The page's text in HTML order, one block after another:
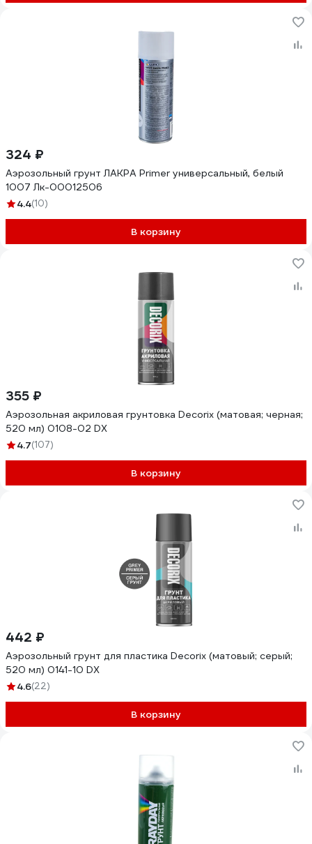
324 ₽
Аэрозольный грунт ЛАКРА Primer универсальный, белый
1007 Лк-00012506
4.4(10)
В корзину
355 ₽
Аэрозольная акриловая грунтовка Decorix (матовая; черная;
520 мл) 0108-02 DX
4.7(107)
В корзину
442 ₽
Аэрозольный грунт для пластика Decorix (матовый; серый;
520 мл) 0141-10 DX
4.6(22)
В корзину